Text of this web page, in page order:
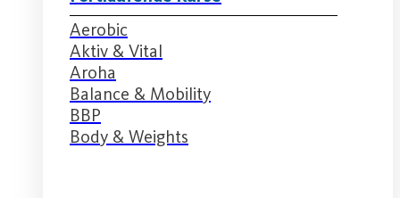
Aerobic
Aktiv & Vital
Aroha
Balance & Mobility
BBP
Body & Weights